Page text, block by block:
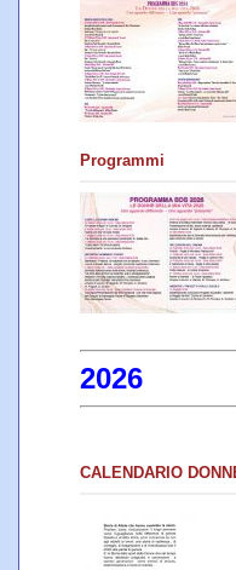
Programmi
2026
CALENDARIO